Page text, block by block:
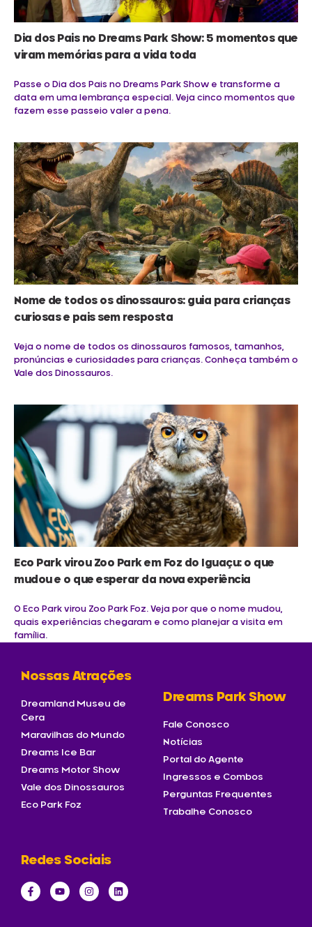
Dia dos Pais no Dreams Park Show: 5 momentos que
viram memórias para a vida toda
Passe o Dia dos Pais no Dreams Park Show e transforme a
data em uma lembrança especial. Veja cinco momentos que
fazem esse passeio valer a pena.
Nome de todos os dinossauros: guia para crianças
curiosas e pais sem resposta
Veja o nome de todos os dinossauros famosos, tamanhos,
pronúncias e curiosidades para crianças. Conheça também o
Vale dos Dinossauros.
Eco Park virou Zoo Park em Foz do Iguaçu: o que
mudou e o que esperar da nova experiência
O Eco Park virou Zoo Park Foz. Veja por que o nome mudou,
quais experiências chegaram e como planejar a visita em
família.
Nossas Atrações
Dreamland Museu de
Cera
Maravilhas do Mundo
Dreams Ice Bar
Dreams Motor Show
Vale dos Dinossauros
Eco Park Foz
Dreams Park Show
Fale Conosco
Notícias
Portal do Agente
Ingressos e Combos
Perguntas Frequentes
Trabalhe Conosco
Redes Sociais